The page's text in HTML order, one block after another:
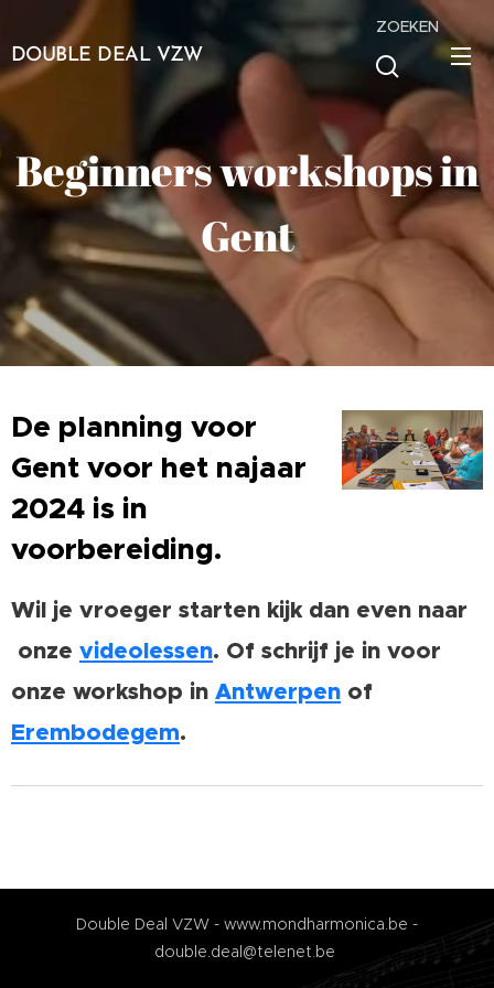
DOUBLE DEAL VZW
ZOEKEN
Beginners workshops in
Gent
De planning voor
Gent voor het najaar
2024 is in
voorbereiding.
Wil je vroeger starten kijk dan even naar
onze videolessen. Of schrijf je in voor
onze workshop in Antwerpen of
Erembodegem.
Double Deal VZW - www.mondharmonica.be -
double.deal@telenet.be